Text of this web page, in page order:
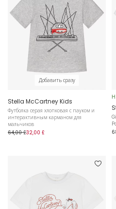
Добавить сразу
Stella McCartney Kids
Футболка серая хлопковая с пауком и
интерактивным карманом для
мальчиков
64,00 £32,00 £